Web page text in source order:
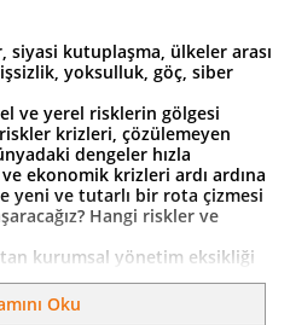
kutuplaşma, ülkeler arası
yoksulluk, göç, siber
ve yerel risklerin gölgesi
krizleri, çözülemeyen
dengeler hızla
ekonomik krizleri ardı ardına
yeni ve tutarlı bir rota çizmesi
Hangi riskler ve
kurumsal yönetim eksikliği
milli geliri iki katına çıkarmak
mi?
Oku